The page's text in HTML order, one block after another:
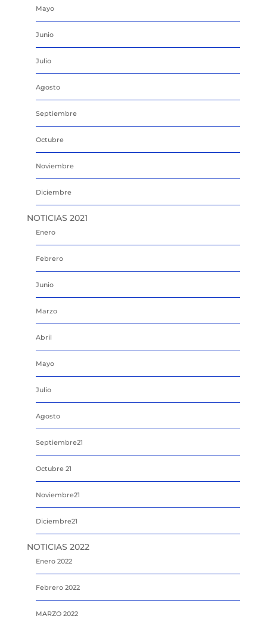
Mayo
Junio
Julio
Agosto
Septiembre
Octubre
Noviembre
Diciembre
NOTICIAS 2021
Enero
Febrero
Junio
Marzo
Abril
Mayo
Julio
Agosto
Septiembre21
Octubre 21
Noviembre21
Diciembre21
NOTICIAS 2022
Enero 2022
Febrero 2022
MARZO 2022